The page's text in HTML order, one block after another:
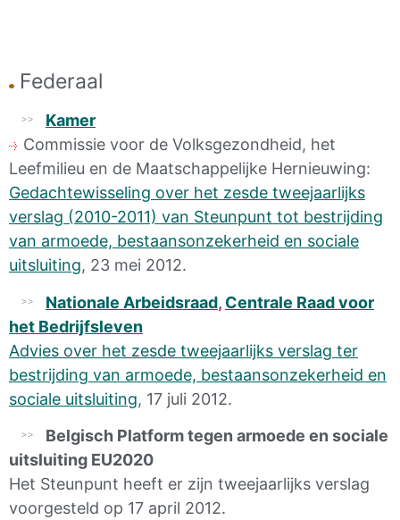
Federaal
Kamer
Commissie voor de Volksgezondheid, het
Leefmilieu en de Maatschappelijke Hernieuwing:
Gedachtewisseling over het zesde tweejaarlijks
verslag (2010-2011) van Steunpunt tot bestrijding
van armoede, bestaansonzekerheid en sociale
uitsluiting, 23 mei 2012.
Nationale Arbeidsraad, Centrale Raad voor
het Bedrijfsleven
Advies over het zesde tweejaarlijks verslag ter
bestrijding van armoede, bestaansonzekerheid en
sociale uitsluiting, 17 juli 2012.
Belgisch Platform tegen armoede en sociale
uitsluiting EU2020
Het Steunpunt heeft er zijn tweejaarlijks verslag
voorgesteld op 17 april 2012.